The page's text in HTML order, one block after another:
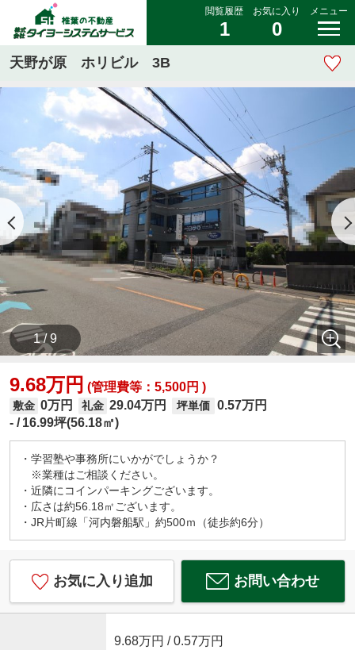
閲覧履歴
1
お気に入り
0
メニュー
天野が原 ホリビル 3B
1 / 9
9.68万円 (管理費等：5,500円 )
敷金 0万円 礼金 29.04万円 坪単価 0.57万円
-
16.99坪(56.18㎡)
・学習塾や事務所にいかがでしょうか？
※業種はご相談ください。
・近隣にコインパーキングございます。
・広さは約56.18㎡ございます。
・JR片町線「河内磐船駅」約500ｍ（徒歩約6分）
お気に入り追加 お問い合わせ
9.68万円 / 0.57万円